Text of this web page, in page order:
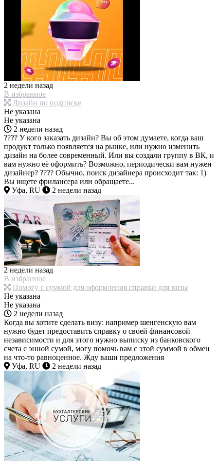
2 недели назад
В избранное
Дизайн по подписке
Не указана
Не указана
2 недели назад
???? У кого заказать дизайн? Вы об этом думаете, когда ваш
продукт только появляется на рынке, или нужно изменить
дизайн на более современный. Или вы создали группу в ВК, и
вам нужно её оформить? Возможно, периодически вам нужен
дизайнер? ???? Обычно, поиск дизайнера происходит так: 1)
Вы ищете фрилансера или обращаете...
Уфа, RU
2 недели назад
2 недели назад
В избранное
Помогу с суммой для оформления справки для визы
Не указана
Не указана
2 недели назад
Когда вы хотите сделать визу: например шенгенскую вам
нужно будет предоставить справку о своей финансовой
независимости и для этого нужно выписку из банковского
счета с энной сумой, могу помочь вам с этой суммой в обмен
на что-то равноценное. Жду ваши предложения
Уфа, RU
2 недели назад